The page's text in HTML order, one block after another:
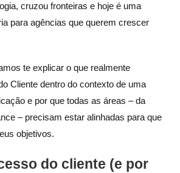
cruzou fronteiras e hoje é uma
para agências que querem crescer
te explicar o que realmente
Cliente dentro do contexto de uma
e por que todas as áreas – da
– precisam estar alinhadas para que
objetivos.
do cliente (e por